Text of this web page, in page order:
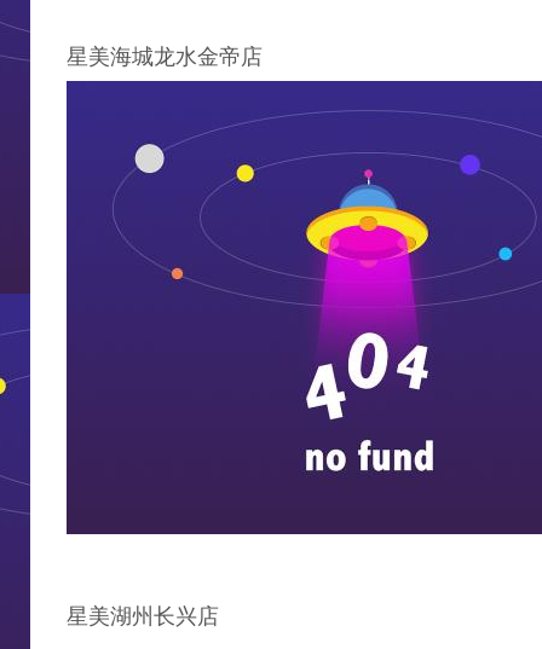
星美海城龙水金帝店
星美湖州长兴店